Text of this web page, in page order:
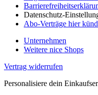
Datenschutz-
Abo-Verträge hier
Unternehmen
Weitere nice Shops
Vertrag widerrufen
Personalisiere dein